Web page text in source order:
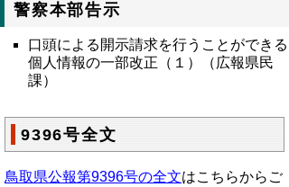
警察本部告示
口頭による開示請求を行うことができる
個人情報の一部改正（１）（広報県民
課）
9396号全文
鳥取県公報第9396号の全文はこちらからご